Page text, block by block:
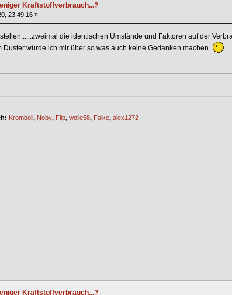
Kraftstoffverbrauch...?
23:49:16 »
die identischen Umstände und Faktoren auf der
würde ich mir über so was auch keine Gedanken machen.
Kromboli, Noby, Flip, wolle58, Falke, alex1272
Kraftstoffverbrauch...?